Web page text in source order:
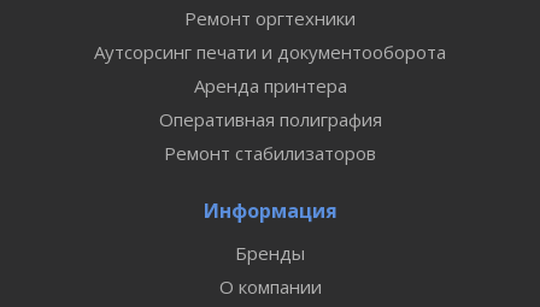
Ремонт оргтехники
Аутсорсинг печати и документооборота
Аренда принтера
Оперативная полиграфия
Ремонт стабилизаторов
Информация
Бренды
О компании